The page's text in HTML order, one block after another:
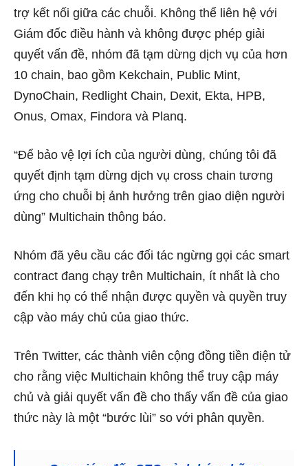
trợ kết nối giữa các chuỗi. Không thể liên hệ với
Giám đốc điều hành và không được phép giải
quyết vấn đề, nhóm đã tạm dừng dịch vụ của hơn
10 chain, bao gồm Kekchain, Public Mint,
DynoChain, Redlight Chain, Dexit, Ekta, HPB,
Onus, Omax, Findora và Planq.
“Để bảo vệ lợi ích của người dùng, chúng tôi đã
quyết định tạm dừng dịch vụ cross chain tương
ứng cho chuỗi bị ảnh hưởng trên giao diện người
dùng” Multichain thông báo.
Nhóm đã yêu cầu các đối tác ngừng gọi các smart
contract đang chạy trên Multichain, ít nhất là cho
đến khi họ có thể nhận được quyền và quyền truy
cập vào máy chủ của giao thức.
Trên Twitter, các thành viên cộng đồng tiền điện tử
cho rằng việc Multichain không thể truy cập máy
chủ và giải quyết vấn đề cho thấy vấn đề của giao
thức này là một “bước lùi” so với phân quyền.